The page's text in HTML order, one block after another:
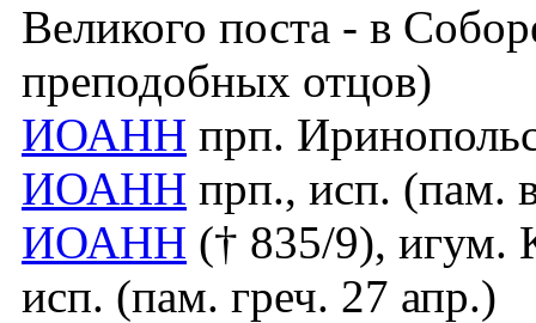
Великого поста - в
преподобных отцов)
ИОАНН прп.
ИОАНН прп., исп. (пам.
ИОАНН († 835/9), игум.
исп. (пам. греч. 27 апр.)